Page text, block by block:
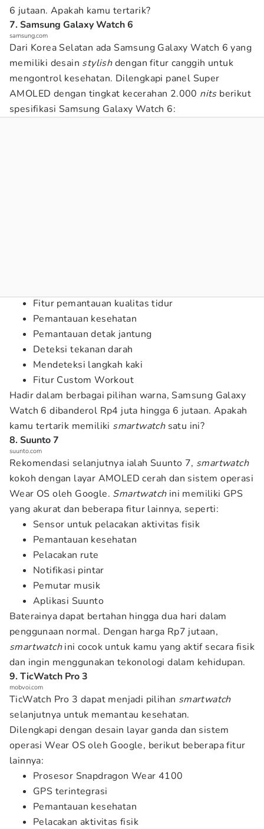
6 jutaan. Apakah kamu tertarik?
7. Samsung Galaxy Watch 6
samsung.com
Dari Korea Selatan ada Samsung Galaxy Watch 6 yang
memiliki desain stylishdengan fitur canggih untuk
mengontrol kesehatan. Dilengkapi panel Super
AMOLED dengan tingkat kecerahan 2.000 nitsberikut
spesifikasi Samsung Galaxy Watch 6:
Fitur pemantauan kualitas tidur
Pemantauan kesehatan
Pemantauan detak jantung
Deteksi tekanan darah
Mendeteksi langkah kaki
Fitur Custom Workout
Hadir dalam berbagai pilihan warna, Samsung Galaxy
Watch 6 dibanderol Rp4 juta hingga 6 jutaan. Apakah
kamu tertarik memiliki smartwatchsatu ini?
8. Suunto 7
suunto.com
Rekomendasi selanjutnya ialah Suunto 7, smartwatch
kokoh dengan layar AMOLED cerah dan sistem operasi
Wear OS oleh Google. Smartwatchini memiliki GPS
yang akurat dan beberapa fitur lainnya, seperti:
Sensor untuk pelacakan aktivitas fisik
Pemantauan kesehatan
Pelacakan rute
Notifikasi pintar
Pemutar musik
Aplikasi Suunto
Baterainya dapat bertahan hingga dua hari dalam
penggunaan normal. Dengan harga Rp7 jutaan,
smartwatchini cocok untuk kamu yang aktif secara fisik
dan ingin menggunakan tekonologi dalam kehidupan.
9. TicWatch Pro 3
mobvoi.com
TicWatch Pro 3 dapat menjadi pilihan smartwatch
selanjutnya untuk memantau kesehatan.
Dilengkapi dengan desain layar ganda dan sistem
operasi Wear OS oleh Google, berikut beberapa fitur
lainnya:
Prosesor Snapdragon Wear 4100
GPS terintegrasi
Pemantauan kesehatan
Pelacakan aktivitas fisik